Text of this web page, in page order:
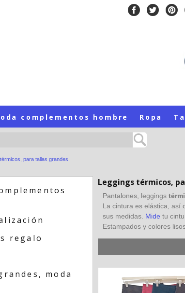
complementos hombre Ropa
para tallas grandes
regalo
moda
Leggings térmicos,
Pantalones, leggings
La cintura es elástica, así
sus medidas. Mide tu
Estampados y colores